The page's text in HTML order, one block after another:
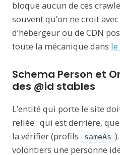
bloque aucun de ces
souvent qu’on ne croit
d’hébergeur ou de CDN
toute la mécanique dans le
Schema Person et
des @id stables
L’entité qui porte le site
reliée : qui est derrière,
la vérifier (profils
sameAs
volontiers une personne